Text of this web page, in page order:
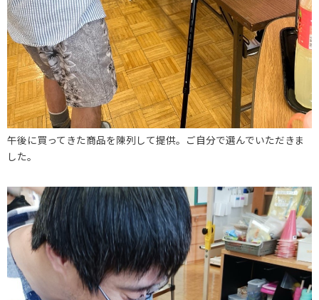
午後に買ってきた商品を陳列して提供。ご自分で選んでいただきま
した。